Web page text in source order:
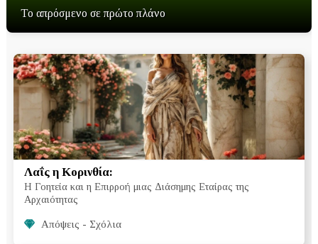
Το απρόσμενο σε πρώτο πλάνο
Λαΐς η Κορινθία:
Η Γοητεία και η Επιρροή μιας Διάσημης Εταίρας της
Αρχαιότητας
Απόψεις - Σχόλια